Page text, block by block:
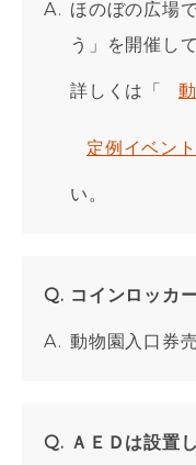
ほのぼの広場
う」を開催し
詳しくは「
定例イベント
い。
コインロッカ
動物園入口券
ＡＥＤは設置